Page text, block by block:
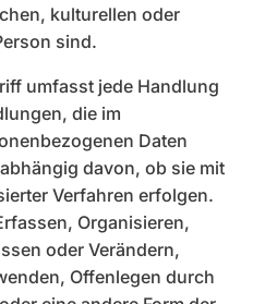
kulturellen oder
sind.
umfasst jede Handlung
die im
Daten
davon, ob sie mit
Verfahren erfolgen.
Organisieren,
oder Verändern,
Offenlegen durch